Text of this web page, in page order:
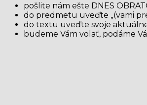
pošlite nám ešte DNES
do predmetu uveďte „(vami
do textu uveďte svoje
budeme Vám volať, podáme